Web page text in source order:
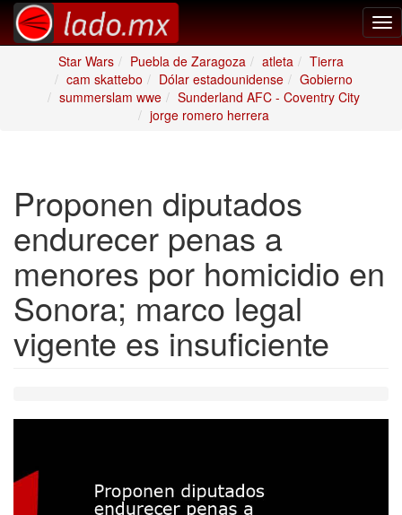
Star Wars
Puebla de Zaragoza atleta
Tierra
cam skattebo
Dólar estadounidense
Gobierno
summerslam wwe
Sunderland AFC - Coventry City
jorge romero herrera
Proponen diputados
endurecer penas a
menores por homicidio en
Sonora; marco legal
vigente es insuficiente